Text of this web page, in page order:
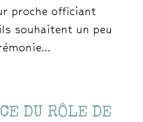
proche officiant
souhaitent un peu
DU RÔLE DE